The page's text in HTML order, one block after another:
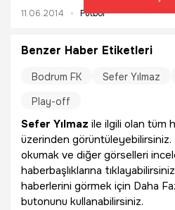
11.06.2014 Futbol
Benzer Haber Etiketleri
Bodrum FK Sefer Yılmaz
Play-off
Sefer Yılmaz ile ilgili olan tüm
üzerinden görüntüleyebilirsiniz.
okumak ve diğer görselleri
haberbaşlıklarına
haberlerini görmek için Daha
butonunu kullanabilirsiniz.